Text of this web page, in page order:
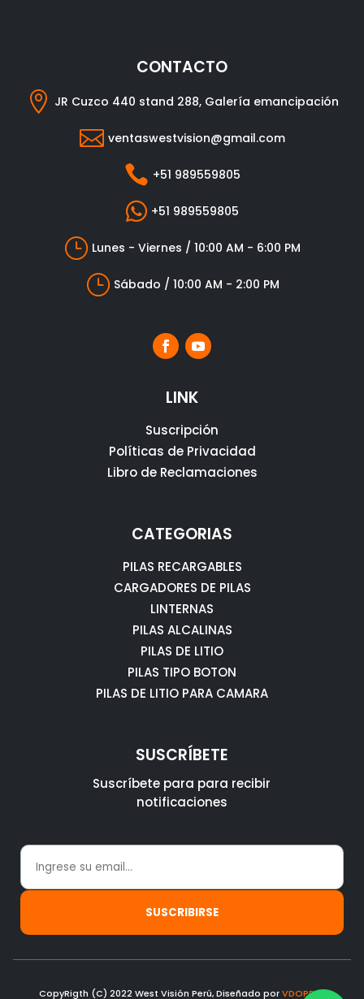
CONTACTO
 JR Cuzco 440 stand 288, Galería emancipación
 ventaswestvision@gmail.com
 +51 989559805
 +51 989559805
} Lunes - Viernes / 10:00 AM - 6:00 PM
} Sábado / 10:00 AM - 2:00 PM
LINK
Suscripción
Políticas de Privacidad
Libro de Reclamaciones
CATEGORIAS
PILAS RECARGABLES
CARGADORES DE PILAS
LINTERNAS
PILAS ALCALINAS
PILAS DE LITIO
PILAS TIPO BOTON
PILAS DE LITIO PARA CAMARA
SUSCRÍBETE
Suscríbete para para recibir
notificaciones
CopyRigth (C) 2022 West Visión Perú, Diseñado porVDOPERU